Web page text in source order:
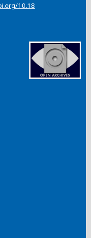
10.18